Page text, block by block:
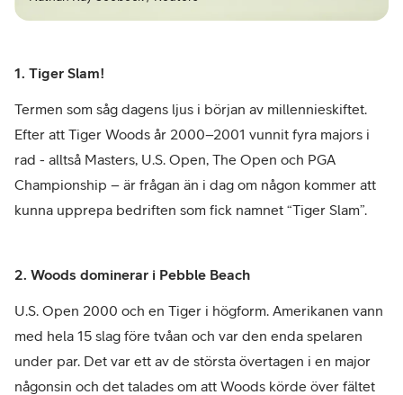
1. Tiger Slam!
Termen som såg dagens ljus i början av millennieskiftet.
Efter att Tiger Woods år 2000–2001 vunnit fyra majors i
rad - alltså Masters, U.S. Open, The Open och PGA
Championship – är frågan än i dag om någon kommer att
kunna upprepa bedriften som fick namnet “Tiger Slam”.
2. Woods dominerar i Pebble Beach
U.S. Open 2000 och en Tiger i högform. Amerikanen vann
med hela 15 slag före tvåan och var den enda spelaren
under par. Det var ett av de största övertagen i en major
någonsin och det talades om att Woods körde över fältet